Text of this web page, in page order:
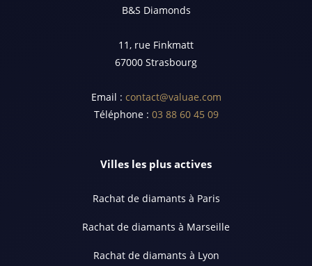
B&S Diamonds
11, rue Finkmatt
67000 Strasbourg
Email : contact@valuae.com
Téléphone : 03 88 60 45 09
Villes les plus actives
Rachat de diamants à Paris
Rachat de diamants à Marseille
Rachat de diamants à Lyon